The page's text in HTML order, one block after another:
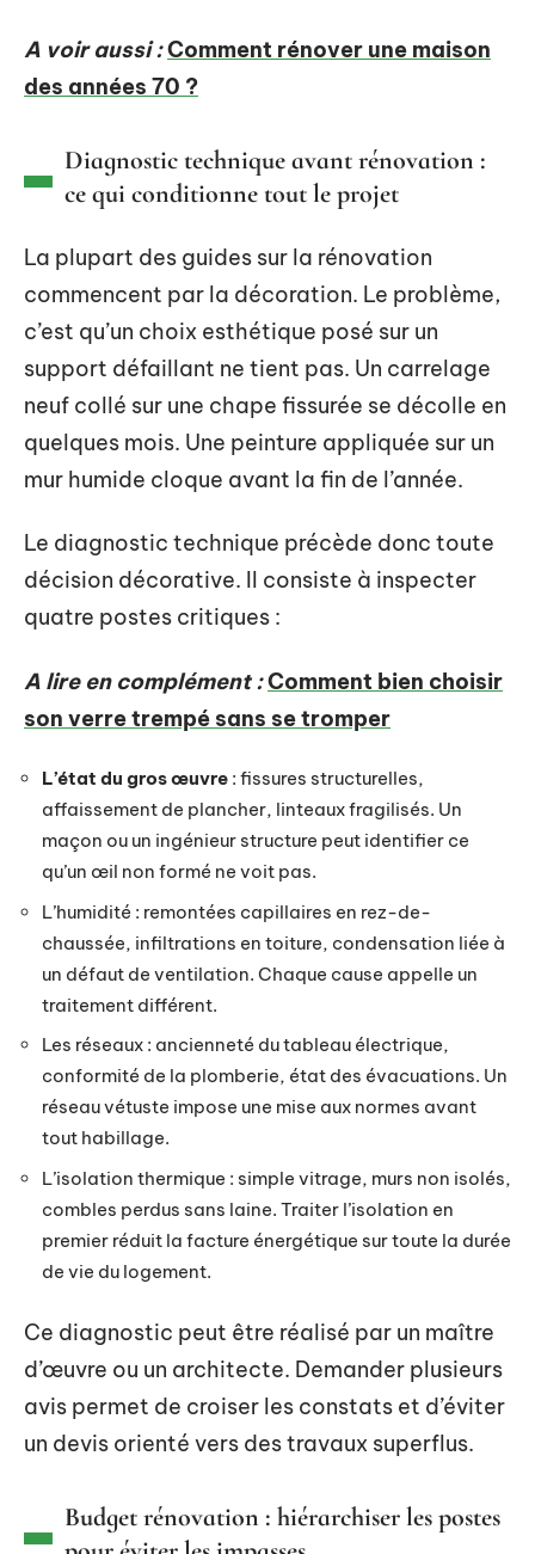
A voir aussi :Comment rénover une maison
des années 70 ?
Diagnostic technique avant rénovation :
ce qui conditionne tout le projet
La plupart des guides sur la rénovation
commencent par la décoration. Le problème,
c’est qu’un choix esthétique posé sur un
support défaillant ne tient pas. Un carrelage
neuf collé sur une chape fissurée se décolle en
quelques mois. Une peinture appliquée sur un
mur humide cloque avant la fin de l’année.
Le diagnostic technique précède donc toute
décision décorative. Il consiste à inspecter
quatre postes critiques :
A lire en complément :Comment bien choisir
son verre trempé sans se tromper
L’état du gros œuvre : fissures structurelles,
affaissement de plancher, linteaux fragilisés. Un
maçon ou un ingénieur structure peut identifier ce
qu’un œil non formé ne voit pas.
L’humidité : remontées capillaires en rez-de-
chaussée, infiltrations en toiture, condensation liée à
un défaut de ventilation. Chaque cause appelle un
traitement différent.
Les réseaux : ancienneté du tableau électrique,
conformité de la plomberie, état des évacuations. Un
réseau vétuste impose une mise aux normes avant
tout habillage.
L’isolation thermique : simple vitrage, murs non isolés,
combles perdus sans laine. Traiter l’isolation en
premier réduit la facture énergétique sur toute la durée
de vie du logement.
Ce diagnostic peut être réalisé par un maître
d’œuvre ou un architecte. Demander plusieurs
avis permet de croiser les constats et d’éviter
un devis orienté vers des travaux superflus.
Budget rénovation : hiérarchiser les postes